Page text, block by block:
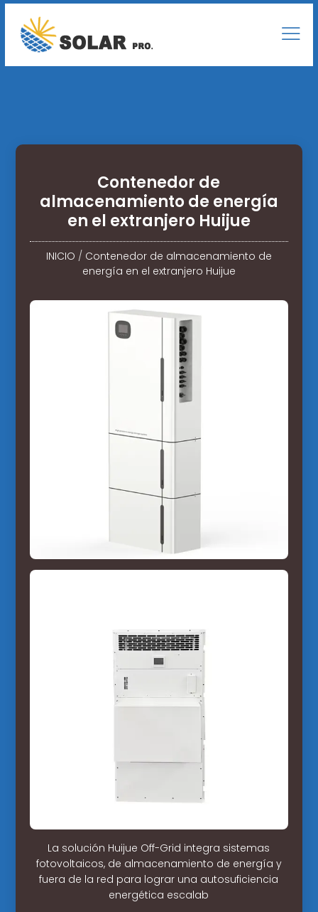
Contenedor de
almacenamiento de energía
en el extranjero Huijue
INICIO / Contenedor de almacenamiento de
energía en el extranjero Huijue
La solución Huijue Off-Grid integra sistemas
fotovoltaicos, de almacenamiento de energía y
fuera de la red para lograr una autosuficiencia
energética escalab